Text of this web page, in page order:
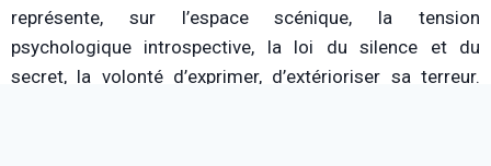
représente, sur l’espace scénique, la tension
psychologique introspective, la loi du silence et du
secret, la volonté d’exprimer, d’extérioriser sa terreur.